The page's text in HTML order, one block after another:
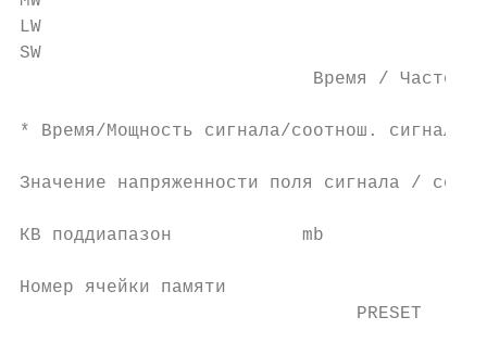
LW
SW
Время /
* Время/Мощность сигнала/соотнош. сигнал-
Значение напряженности поля сигнала /
КВ поддиапазон            mb
Номер ячейки памяти
                               PRESET